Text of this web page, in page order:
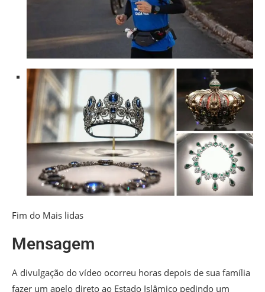
Fim do Mais lidas
Mensagem
A divulgação do vídeo ocorreu horas depois de sua família
fazer um apelo direto ao Estado Islâmico pedindo um